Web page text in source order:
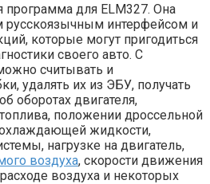
программа для ELM327. Она
русскоязычным интерфейсом и
которые могут пригодиться
своего авто. С
считывать и
удалять их из ЭБУ, получать
оборотах двигателя,
положении дроссельной
охлаждающей жидкости,
нагрузке на двигатель,
воздуха, скорости движения
воздуха и некоторых